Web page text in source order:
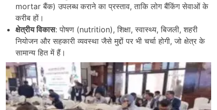
mortar बैंक) उपलब्ध कराने का प्रस्ताव, ताकि लोग बैंकिंग सेवाओं के
करीब हों।
क्षेत्रीय विकास: पोषण (nutrition), शिक्षा, स्वास्थ्य, बिजली, शहरी
नियोजन और सहकारी व्यवस्था जैसे मुद्दों पर भी चर्चा होगी, जो क्षेत्र के
सामान्य हित में हैं।